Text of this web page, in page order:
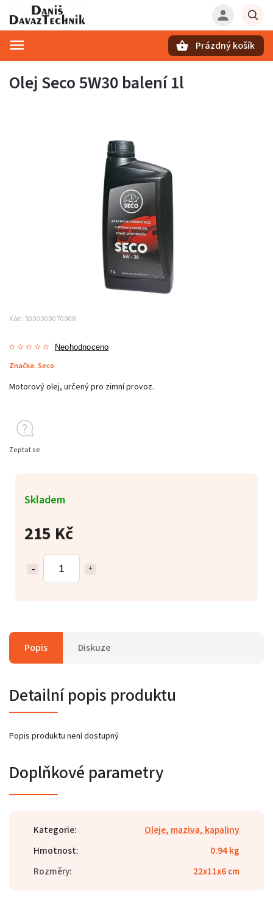
Prázdný košík
Olej Seco 5W30 balení 1l
Kód: S000000070908
Neohodnoceno
Značka: Seco
215 Kč
Skladem
Motorový olej, určený pro zimní provoz.
Zeptat se
Popis Diskuze
Detailní popis produktu
Popis produktu není dostupný
Doplňkové parametry
Kategorie:
Oleje, maziva, kapaliny
Hmotnost:
0.94 kg
Rozměry: 22x11x6 cm